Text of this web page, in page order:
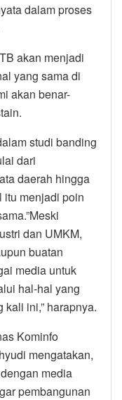
dalam proses
akan menjadi
yang sama di
akan benar-
studi banding
dari
daerah hingga
itu menjadi poin
dan UMKM,
buatan
media untuk
hal-hal yang
ini,” harapnya.
Kominfo
mengatakan,
media
pembangunan